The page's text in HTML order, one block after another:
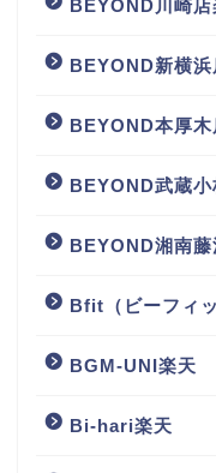
BEYOND川崎店
BEYOND新横浜
BEYOND本厚木
BEYOND武蔵小
BEYOND湘南藤
Bfit（ビーフィ
BGM‐UNI楽天
Bi-hari楽天